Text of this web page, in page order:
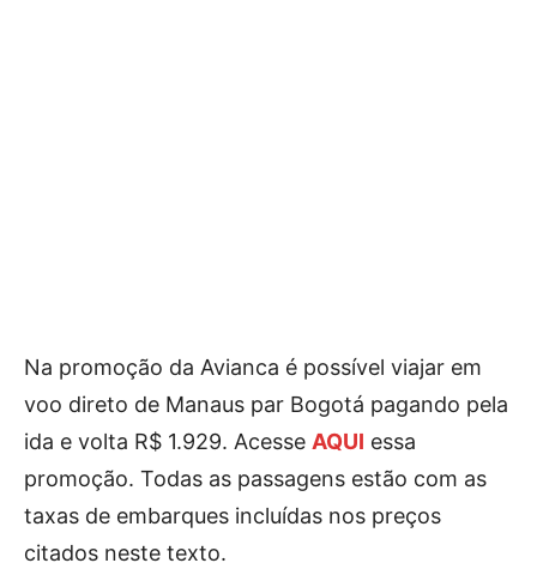
Na promoção da Avianca é possível viajar em
voo direto de Manaus par Bogotá pagando pela
ida e volta R$ 1.929. Acesse AQUI essa
promoção. Todas as passagens estão com as
taxas de embarques incluídas nos preços
citados neste texto.